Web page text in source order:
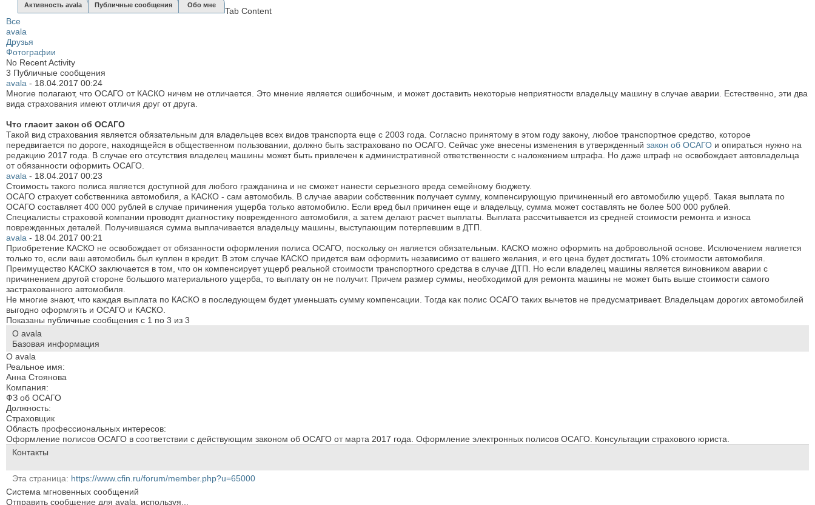
Активность avala Публичные сообщения Обо мне
Tab Content
Все
avala
Друзья
Фотографии
No Recent Activity
3 Публичные сообщения
avala - 18.04.2017 00:24
Многие полагают, что ОСАГО от КАСКО ничем не отличается. Это мнение является ошибочным, и может доставить некоторые неприятности владельцу машину в случае аварии. Естественно, эти два
вида страхования имеют отличия друг от друга.
Что гласит закон об ОСАГО
Такой вид страхования является обязательным для владельцев всех видов транспорта еще с 2003 года. Согласно принятому в этом году закону, любое транспортное средство, которое
передвигается по дороге, находящейся в общественном пользовании, должно быть застраховано по ОСАГО. Сейчас уже внесены изменения в утвержденный закон об ОСАГО и опираться нужно на
редакцию 2017 года. В случае его отсутствия владелец машины может быть привлечен к административной ответственности с наложением штрафа. Но даже штраф не освобождает автовладельца
от обязанности оформить ОСАГО.
avala - 18.04.2017 00:23
Стоимость такого полиса является доступной для любого гражданина и не сможет нанести серьезного вреда семейному бюджету.
ОСАГО страхует собственника автомобиля, а КАСКО - сам автомобиль. В случае аварии собственник получает сумму, компенсирующую причиненный его автомобилю ущерб. Такая выплата по
ОСАГО составляет 400 000 рублей в случае причинения ущерба только автомобилю. Если вред был причинен еще и владельцу, сумма может составлять не более 500 000 рублей.
Специалисты страховой компании проводят диагностику поврежденного автомобиля, а затем делают расчет выплаты. Выплата рассчитывается из средней стоимости ремонта и износа
поврежденных деталей. Получившаяся сумма выплачивается владельцу машины, выступающим потерпевшим в ДТП.
avala - 18.04.2017 00:21
Приобретение КАСКО не освобождает от обязанности оформления полиса ОСАГО, поскольку он является обязательным. КАСКО можно оформить на добровольной основе. Исключением является
только то, если ваш автомобиль был куплен в кредит. В этом случае КАСКО придется вам оформить независимо от вашего желания, и его цена будет достигать 10% стоимости автомобиля.
Преимущество КАСКО заключается в том, что он компенсирует ущерб реальной стоимости транспортного средства в случае ДТП. Но если владелец машины является виновником аварии с
причинением другой стороне большого материального ущерба, то выплату он не получит. Причем размер суммы, необходимой для ремонта машины не может быть выше стоимости самого
застрахованного автомобиля.
Не многие знают, что каждая выплата по КАСКО в последующем будет уменьшать сумму компенсации. Тогда как полис ОСАГО таких вычетов не предусматривает. Владельцам дорогих автомобилей
выгодно оформлять и ОСАГО и КАСКО.
Показаны публичные сообщения с 1 по 3 из 3
О avala
Базовая информация
О avala
Реальное имя:
Анна Стоянова
Компания:
ФЗ об ОСАГО
Должность:
Страховщик
Область профессиональных интересов:
Оформление полисов ОСАГО в соответствии с действующим законом об ОСАГО от марта 2017 года. Оформление электронных полисов ОСАГО. Консультации страхового юриста.
Контакты
Эта страница
https://www.cfin.ru/forum/member.php?u=65000
Система мгновенных сообщений
Отправить сообщение для avala, используя...